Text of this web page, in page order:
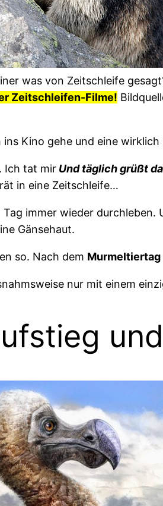
was von Zeitschleife
Zeitschleifen-Filme!
Kino gehe und eine
Ich tat mir Und täglich grüßt
in eine Zeitschleife…
immer wieder
Gänsehaut.
so. Nach dem Murmeltiertag
nur mit einem